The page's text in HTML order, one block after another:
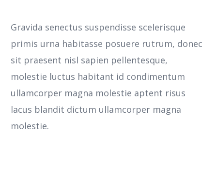
Gravida senectus suspendisse scelerisque
primis urna habitasse posuere rutrum, donec
sit praesent nisl sapien pellentesque,
molestie luctus habitant id condimentum
ullamcorper magna molestie aptent risus
lacus blandit dictum ullamcorper magna
molestie.